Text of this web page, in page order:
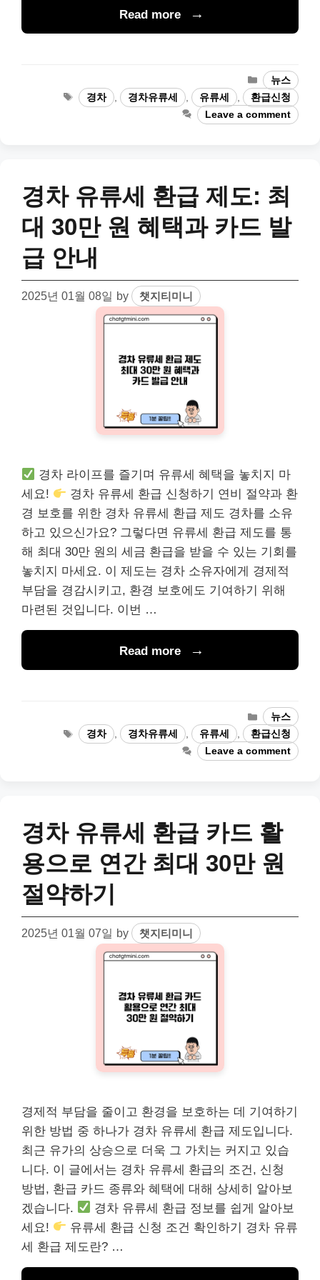
Read more
Categories
뉴스
Tags경차 경차유류세 유류세
환급신청
Leave a comment
경차 유류세 환급 제도: 최
대 30만 원 혜택과 카드 발
급 안내
2025년 01월 08일 by 챗지티미니
경차 라이프를 즐기며 유류세 혜택을 놓치지 마
세요!
경차 유류세 환급 신청하기 연비 절약과 환
경 보호를 위한 경차 유류세 환급 제도 경차를 소유
하고 있으신가요? 그렇다면 유류세 환급 제도를 통
해 최대 30만 원의 세금 환급을 받을 수 있는 기회를
놓치지 마세요. 이 제도는 경차 소유자에게 경제적
부담을 경감시키고, 환경 보호에도 기여하기 위해
마련된 것입니다. 이번 …
Read more
Categories
뉴스
Tags경차 , 경차유류세 , 유류세 ,
환급신청
Leave a comment
경차 유류세 환급 카드 활
용으로 연간 최대 30만 원
절약하기
2025년 01월 07일 by 챗지티미니
경제적 부담을 줄이고 환경을 보호하는 데 기여하기
위한 방법 중 하나가 경차 유류세 환급 제도입니다.
최근 유가의 상승으로 더욱 그 가치는 커지고 있습
니다. 이 글에서는 경차 유류세 환급의 조건, 신청
방법, 환급 카드 종류와 혜택에 대해 상세히 알아보
겠습니다.
경차 유류세 환급 정보를 쉽게 알아보
세요!
유류세 환급 신청 조건 확인하기 경차 유류
세 환급 제도란? …